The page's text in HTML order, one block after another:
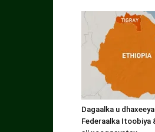
Dagaalka u
Federaalka Itoobiya